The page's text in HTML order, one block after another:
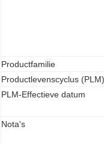
Productfamilie
Productlevenscyclus (PLM)
PLM-Effectieve datum
Nota's